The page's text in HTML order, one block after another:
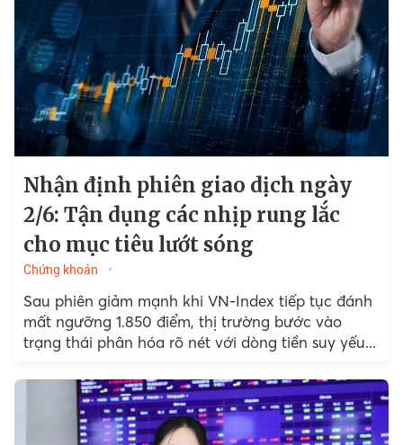
Nhận định phiên giao dịch ngày
2/6: Tận dụng các nhịp rung lắc
cho mục tiêu lướt sóng
Chứng khoán
Sau phiên giảm mạnh khi VN-Index tiếp tục đánh
mất ngưỡng 1.850 điểm, thị trường bước vào
trạng thái phân hóa rõ nét với dòng tiền suy yếu...